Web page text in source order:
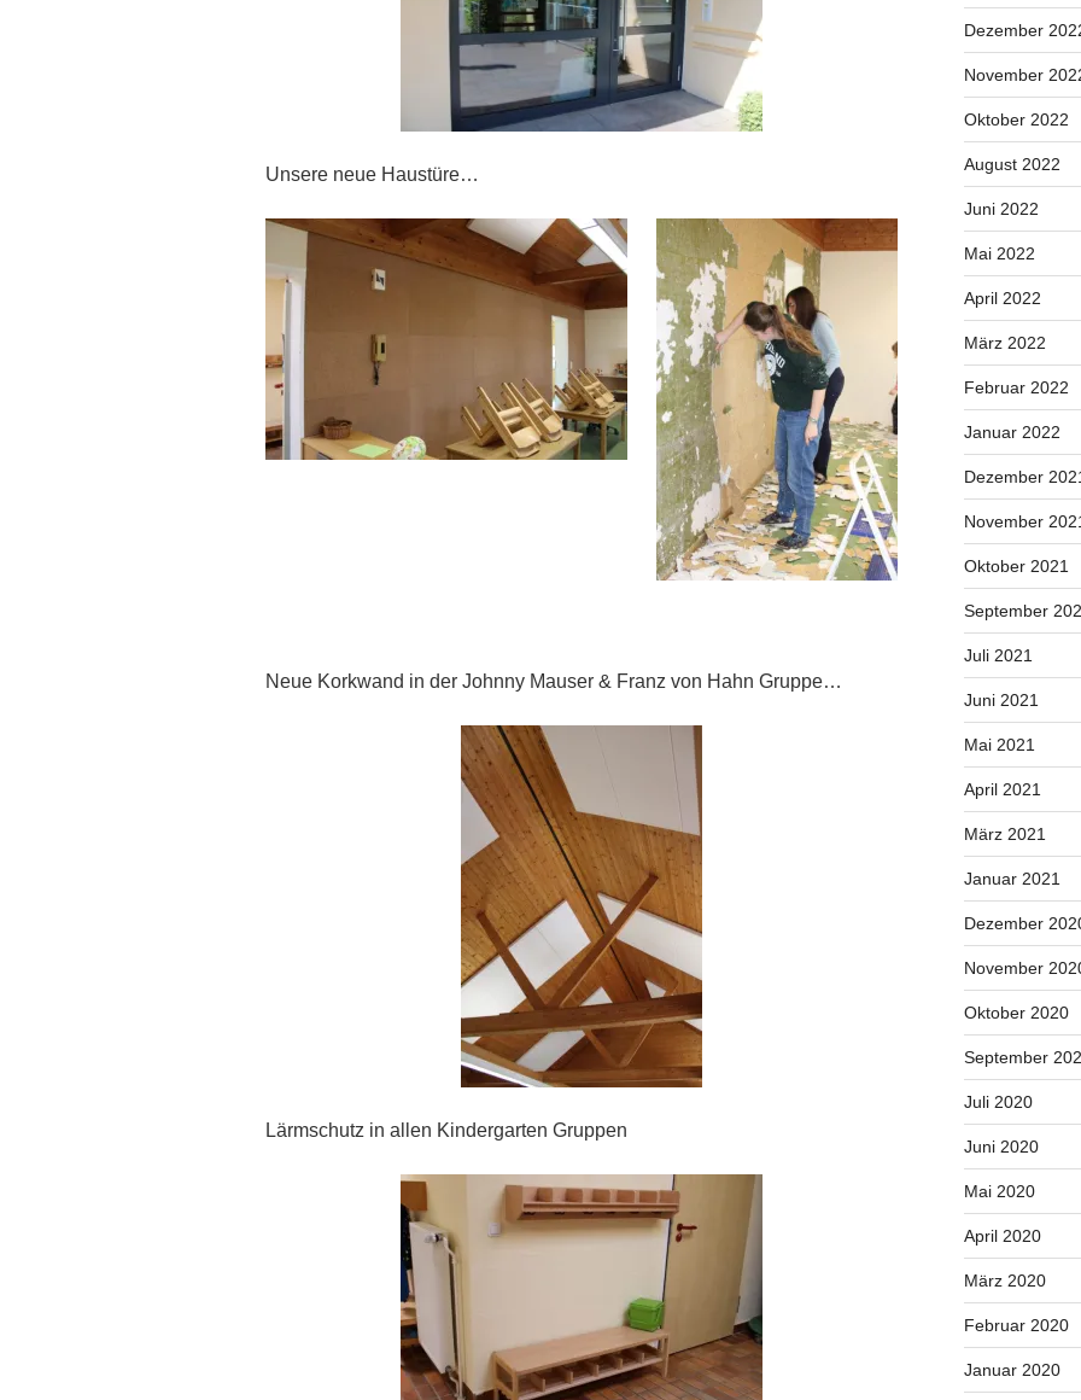
Unsere neue Haustüre…
Neue Korkwand in der Johnny Mauser & Franz von Hahn Gruppe…
Lärmschutz in allen Kindergarten Gruppen
Dezember
November
Oktober 2022
August 2022
Juni 2022
Mai 2022
April 2022
März 2022
Februar 2022
Januar 2022
Dezember
November
Oktober 2021
September
Juli 2021
Juni 2021
Mai 2021
April 2021
März 2021
Januar 2021
Dezember
November
Oktober 2020
September
Juli 2020
Juni 2020
Mai 2020
April 2020
März 2020
Februar 2020
Januar 2020